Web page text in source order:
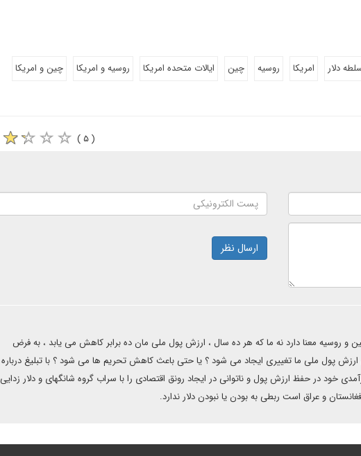
دلار امریکا روسیه چین ایالات متحده امریکا روسیه و امریکا چین و امریکا
( ۵ )
ارسال نظر
و روسیه معنا دارد نه ما که هر ده سال ، ارزش پول ملی مان ده برابر کاهش می یابد ، به فرض
ارزش پول ملی ما تغییری ایجاد می شود ؟ یا حتی باعث کاهش تحریم ها می شود ؟ با تبلیغ درباره
خود در حفظ ارزش پول و ناتوانی در ایجاد رونق اقتصادی را با سراب گروه شانگهای و دلار زدایی
و عراق است ربطی به بودن یا نبودن دلار ندارد.